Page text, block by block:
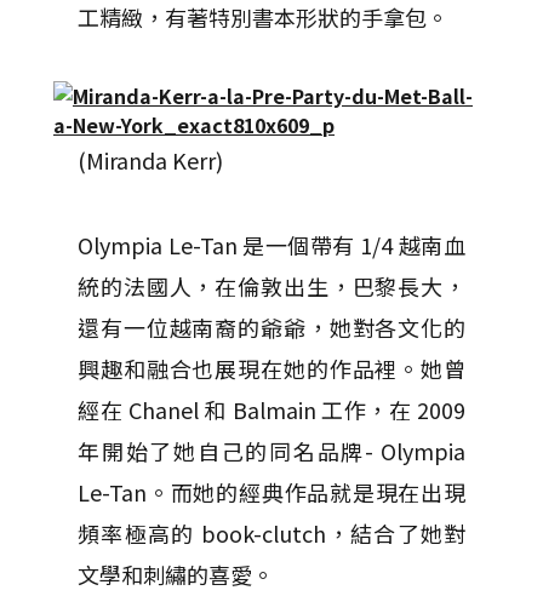
工精緻，有著特別書本形狀的手拿包。
(Miranda Kerr)
Olympia Le-Tan 是一個帶有 1/4 越南血
統的法國人，在倫敦出生，巴黎長大，
還有一位越南裔的爺爺，她對各文化的
興趣和融合也展現在她的作品裡。她曾
經在 Chanel 和 Balmain 工作，在 2009
年開始了她自己的同名品牌- Olympia
Le-Tan。而她的經典作品就是現在出現
頻率極高的 book-clutch，結合了她對
文學和刺繡的喜愛。